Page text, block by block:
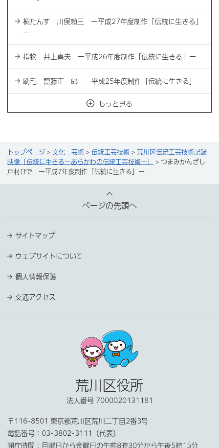
桐たんす 川俣頼三 ー平成27年度制作「伝統に生きる」
ー
指物 井上喜夫 ー平成26年度制作「伝統に生きる」ー
刷毛 齋藤正一郎 ー平成25年度制作「伝統に生きる」ー
もっと見る
トップページ > 文化・芸術 > 伝統工芸技術 > 荒川区伝統工芸技術記録
映像「伝統に生きるーあらかわの伝統工芸技術ー」
> つまみかんざし
戸村ひで ー平成7年度制作「伝統に生きる」ー
ページの先頭へ
サイトマップ
ウェブサイトについて
個人情報保護
交通アクセス
荒川区役所
法人番号 7000020131181
〒116-8501 東京都荒川区荒川二丁目2番3号
電話番号： 03-3802-3111（代表）
開庁時間： 月曜日から金曜日の午前8時30分から午後5時15分